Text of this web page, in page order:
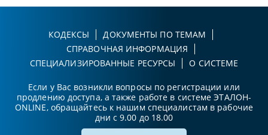
КОДЕКСЫ
ДОКУМЕНТЫ ПО ТЕМАМ
СПРАВОЧНАЯ ИНФОРМАЦИЯ
СПЕЦИАЛИЗИРОВАННЫЕ РЕСУРСЫ
О СИСТЕМЕ
Если у Вас возникли вопросы по регистрации или
продлению доступа, а также работе в системе ЭТАЛОН-
ONLINE, обращайтесь к нашим специалистам в рабочие
дни с 9.00 до 18.00